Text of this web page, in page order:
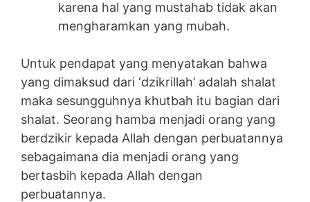
karena hal yang mustahab tidak akan
mengharamkan yang mubah.
Untuk pendapat yang menyatakan bahwa
yang dimaksud dari ‘dzikrillah’ adalah shalat
maka sesungguhnya khutbah itu bagian dari
shalat. Seorang hamba menjadi orang yang
berdzikir kepada Allah dengan perbuatannya
sebagaimana dia menjadi orang yang
bertasbih kepada Allah dengan
perbuatannya.